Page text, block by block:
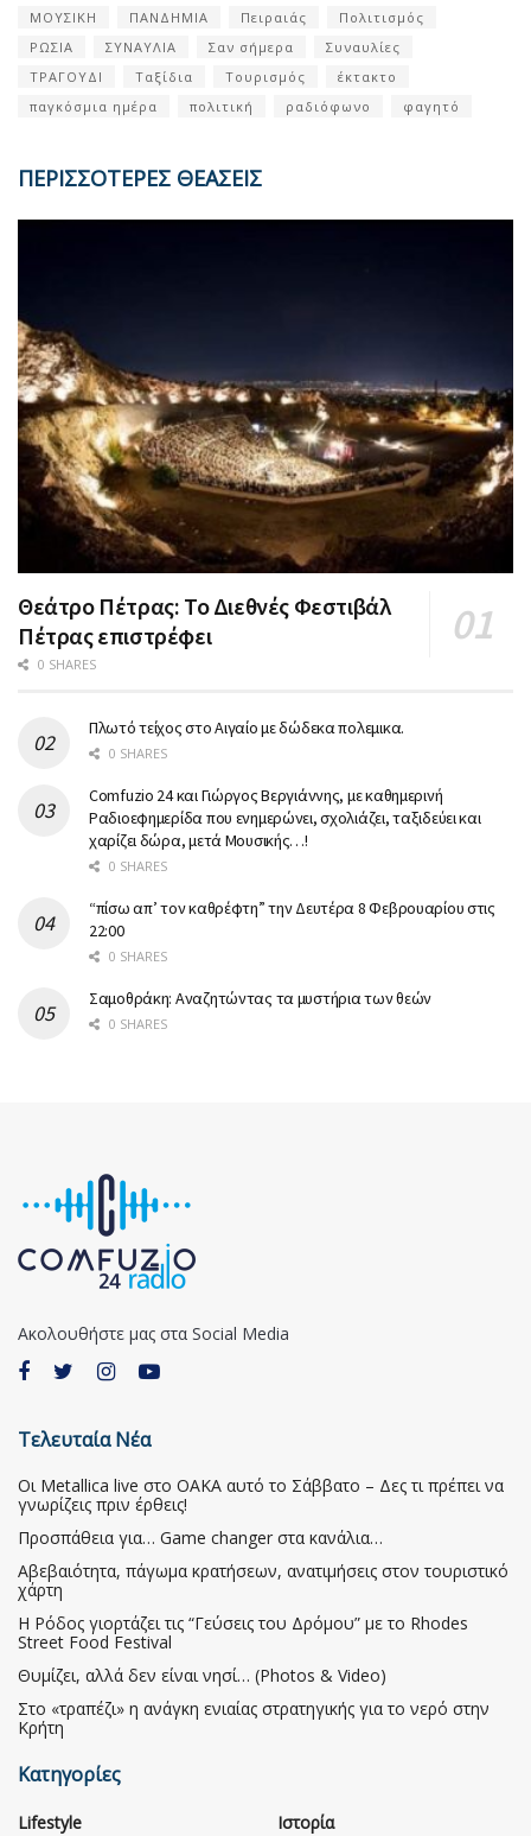
ΜΟΥΣΙΚΗ ΠΑΝΔΗΜΙΑ Πειραιάς
Πολιτισμός
ΡΩΣΙΑ
ΣΥΝΑΥΛΙΑ Σαν σήμερα
Συναυλίες
ΤΡΑΓΟΥΔΙ
Ταξίδια Τουρισμός
έκτακτο
παγκόσμια ημέρα
πολιτική ραδιόφωνο φαγητό
ΠΕΡΙΣΣΟΤΕΡΕΣ ΘΕΑΣΕΙΣ
Θεάτρο Πέτρας: Το Διεθνές Φεστιβάλ
Πέτρας επιστρέφει
0 SHARES
Πλωτό τείχος στο Αιγαίο με δώδεκα πολεμικα.
0 SHARES
Comfuzio 24 και Γιώργος Βεργιάννης, με καθημερινή
Ραδιοεφημερίδα που ενημερώνει, σχολιάζει, ταξιδεύει και
χαρίζει δώρα, μετά Μουσικής…!
0 SHARES
“πίσω απ’ τον καθρέφτη” την Δευτέρα 8 Φεβρουαρίου στις
22:00
0 SHARES
Σαμοθράκη: Αναζητώντας τα μυστήρια των θεών
0 SHARES
Ακολουθήστε μας στα Social Media
Τελευταία Νέα
Οι Metallica live στο ΟΑΚΑ αυτό το Σάββατο – Δες τι πρέπει να
γνωρίζεις πριν έρθεις!
Προσπάθεια για… Game changer στα κανάλια…
Αβεβαιότητα, πάγωμα κρατήσεων, ανατιμήσεις στον τουριστικό
χάρτη
Η Ρόδος γιορτάζει τις “Γεύσεις του Δρόμου” με το Rhodes
Street Food Festival
Θυμίζει, αλλά δεν είναι νησί… (Photos & Video)
Στο «τραπέζι» η ανάγκη ενιαίας στρατηγικής για το νερό στην
Κρήτη
Κατηγορίες
Lifestyle
Ιστορία